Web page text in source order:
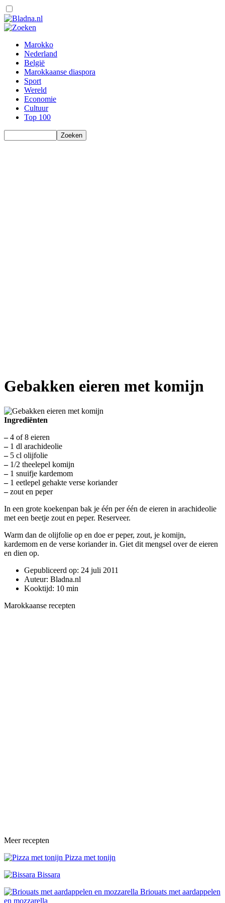
Marokko
Nederland
België
Marokkaanse diaspora
Sport
Wereld
Economie
Cultuur
Top 100
Gebakken eieren met komijn
Ingrediënten
–4 of 8 eieren
–1 dl arachideolie
–5 cl olijfolie
–1/2 theelepel komijn
–1 snuifje kardemom
–1 eetlepel gehakte verse koriander
–zout en peper
In een grote koekenpan bak je één per één de eieren in arachideolie
met een beetje zout en peper. Reserveer.
Warm dan de olijfolie op en doe er peper, zout, je komijn,
kardemom en de verse koriander in. Giet dit mengsel over de eieren
en dien op.
Gepubliceerd op: 24 juli 2011
Auteur: Bladna.nl
Kooktijd: 10 min
Marokkaanse recepten
Meer recepten
Pizza met tonijn
Bissara
Briouats met aardappelen
en mozzarella